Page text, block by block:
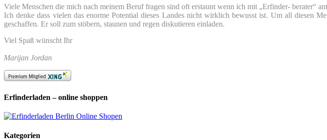
Viele Menschen die mich nach meinem Beruf fragen sind oft erstaunt wenn ich mit „Erfinder- berater“
Ich denke dass vielen das enorme Potential dieses Landes nicht wirklich bewusst ist. Um all diesen
geschaffen. Er soll zum stöbern, staunen und regen diskutieren einladen.
Viel Spaß wünscht Ihr
Marijan Jordan
Erfinderladen – online shoppen
Kategorien